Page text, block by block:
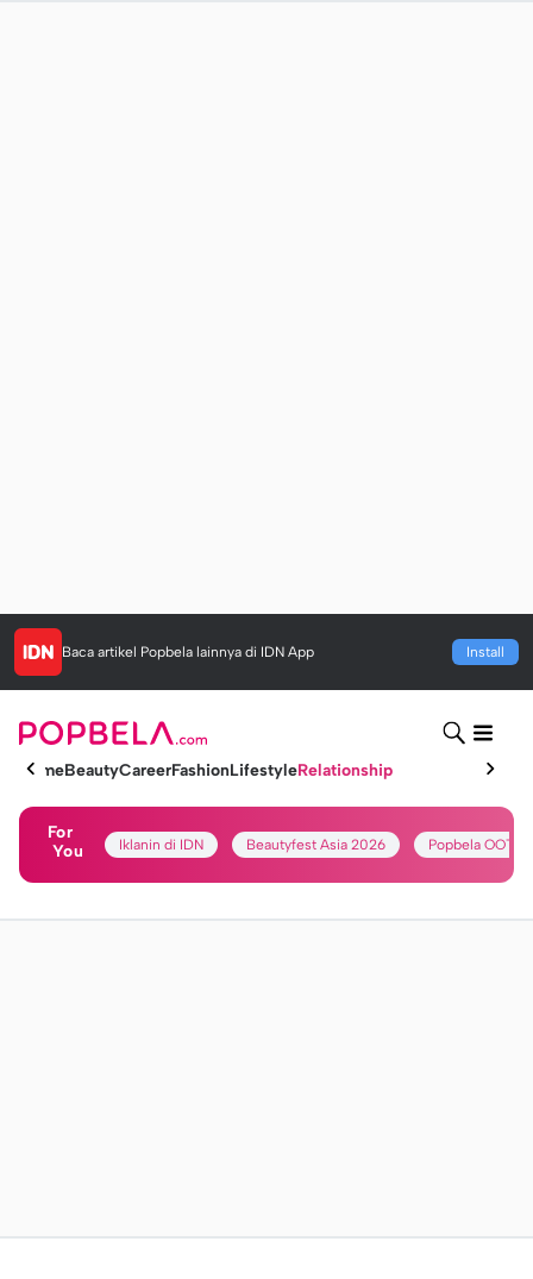
Baca artikel Popbela lainnya di IDN App Install
HomeBeautyCareerFashionLifestyleRelationship
For
You
Iklanin di IDN Beautyfest Asia 2026 Popbela OOTD